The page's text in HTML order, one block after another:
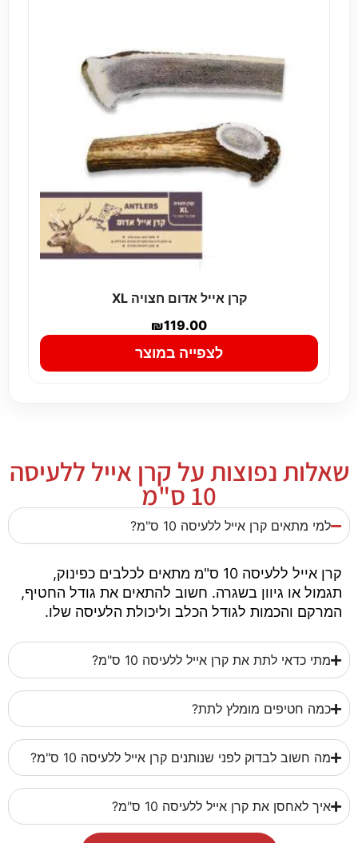
קרן אייל אדום חצויה XL
₪119.00
לצפייה במוצר
שאלות נפוצות על קרן אייל ללעיסה
10 ס"מ
למי מתאים קרן אייל ללעיסה 10 ס"מ?
קרן אייל ללעיסה 10 ס"מ מתאים לכלבים כפינוק,
תגמול או גיוון בשגרה. חשוב להתאים את גודל החטיף,
המרקם והכמות לגודל הכלב וליכולת הלעיסה שלו.
מתי כדאי לתת את קרן אייל ללעיסה 10 ס"מ?
כמה חטיפים מומלץ לתת?
מה חשוב לבדוק לפני שנותנים קרן אייל ללעיסה 10 ס"מ?
איך לאחסן את קרן אייל ללעיסה 10 ס"מ?